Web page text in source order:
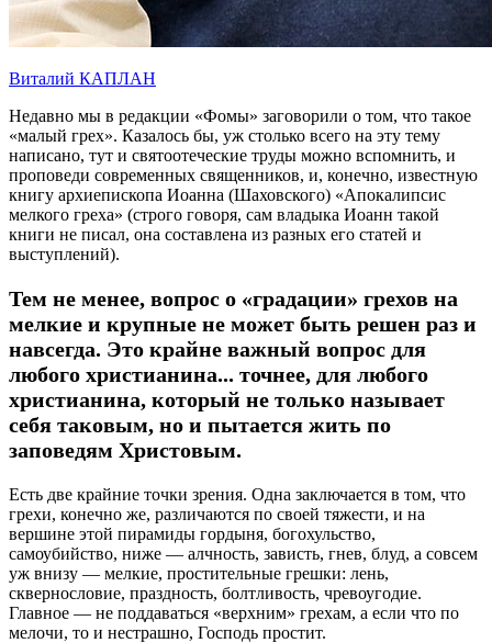
Виталий КАПЛАН
Недавно мы в редакции «Фомы» заговорили о том, что такое
«малый грех». Казалось бы, уж столько всего на эту тему
написано, тут и святоотеческие труды можно вспомнить, и
проповеди современных священников, и, конечно, известную
книгу архиепископа Иоанна (Шаховского) «Апокалипсис
мелкого греха» (строго говоря, сам владыка Иоанн такой
книги не писал, она составлена из разных его статей и
выступлений).
Тем не менее, вопрос о «градации» грехов на
мелкие и крупные не может быть решен раз и
навсегда. Это крайне важный вопрос для
любого христианина... точнее, для любого
христианина, который не только называет
себя таковым, но и пытается жить по
заповедям Христовым.
Есть две крайние точки зрения. Одна заключается в том, что
грехи, конечно же, различаются по своей тяжести, и на
вершине этой пирамиды гордыня, богохульство,
самоубийство, ниже — алчность, зависть, гнев, блуд, а совсем
уж внизу — мелкие, простительные грешки: лень,
сквернословие, праздность, болтливость, чревоугодие.
Главное — не поддаваться «верхним» грехам, а если что по
мелочи, то и нестрашно, Господь простит.